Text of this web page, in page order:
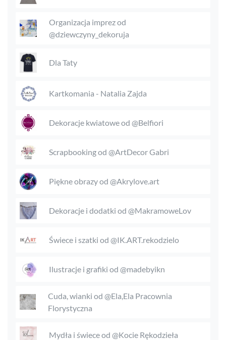
Organizacja imprez od
@dziewczyny_dekoruja
Dla Taty
Kartkomania - Natalia Zajda
Dekoracje kwiatowe od @Belfiori
Scrapbooking od @ArtDecor Gabri
Piękne obrazy od @Akrylove.art
Dekoracje i dodatki od @MakramoweLov
Świece i szatki od @IK.ART.rekodzielo
Ilustracje i grafiki od @madebyikn
Cuda, wianki od @Ela,Ela Pracownia
Florystyczna
Mydła i świece od @Kocie Rękodzieła